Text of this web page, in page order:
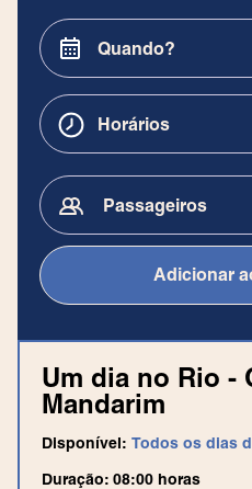
Um dia no Rio -
Mandarim
Disponível: Todos os dias
Duração: 08:00 horas
Horários
Passageiros
Adicionar